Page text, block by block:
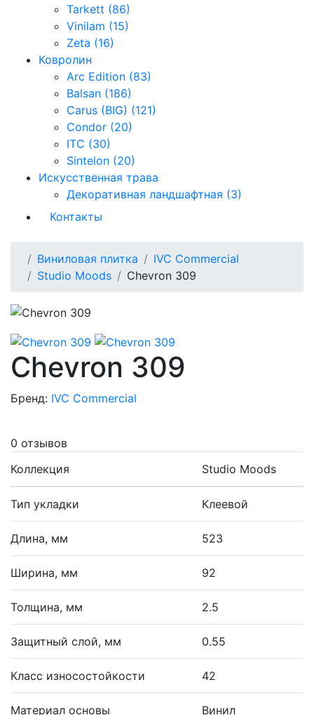
Tarkett (86)
Vinilam (15)
Zeta (16)
Ковролин
Arc Edition (83)
Balsan (186)
Carus (BIG) (121)
Condor (20)
ITC (30)
Sintelon (20)
Искусственная трава
Декоративная ландшафтная (3)
Контакты
Виниловая плитка
IVC Commercial
Studio Moods
Chevron 309
Chevron 309
Бренд: IVC Commercial
0 отзывов
Коллекция
Studio Moods
Тип укладки Клеевой
Длина, мм 523
Ширина, мм 92
Толщина, мм 2.5
Защитный слой, мм 0.55
Класс износостойкости 42
Материал основы Винил